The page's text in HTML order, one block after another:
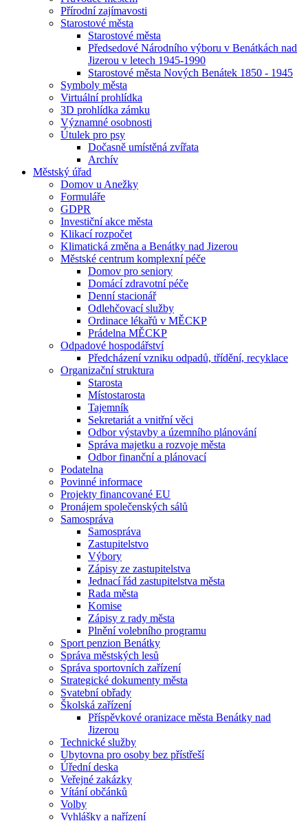
Přírodní zajímavosti
Starostové města
Starostové města
Předsedové Národního výboru v Benátkách nad
Jizerou v letech 1945-1990
Starostové města Nových Benátek 1850 - 1945
Symboly města
Virtuální prohlídka
3D prohlídka zámku
Významné osobnosti
Útulek pro psy
Dočasně umístěná zvířata
Archív
Městský úřad
Domov u Anežky
Formuláře
GDPR
Investiční akce města
Klikací rozpočet
Klimatická změna a Benátky nad Jizerou
Městské centrum komplexní péče
Domov pro seniory
Domácí zdravotní péče
Denní stacionář
Odlehčovací služby
Ordinace lékařů v MĚCKP
Prádelna MĚCKP
Odpadové hospodářství
Předcházení vzniku odpadů, třídění, recyklace
Organizační struktura
Starosta
Místostarosta
Tajemník
Sekretariát a vnitřní věci
Odbor výstavby a územního plánování
Správa majetku a rozvoje města
Odbor finanční a plánovací
Podatelna
Povinné informace
Projekty financované EU
Pronájem společenských sálů
Samospráva
Samospráva
Zastupitelstvo
Výbory
Zápisy ze zastupitelstva
Jednací řád zastupitelstva města
Rada města
Komise
Zápisy z rady města
Plnění volebního programu
Sport penzion Benátky
Správa městských lesů
Správa sportovních zařízení
Strategické dokumenty města
Svatební obřady
Školská zařízení
Příspěvkové oranizace města Benátky nad
Jizerou
Technické služby
Ubytovna pro osoby bez přístřeší
Úřední deska
Veřejné zakázky
Vítání občánků
Volby
Vyhlášky a nařízení